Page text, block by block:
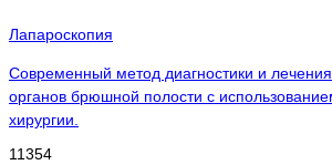
Лапароскопия
Современный метод диагностики и
органов брюшной полости с
хирургии.
11354